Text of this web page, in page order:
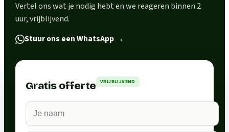
Vertel ons wat je nodig hebt en we reageren binnen 2
uur, vrijblijvend.
Stuur ons een WhatsApp →
Gratis offerte VRIJBLIJVEND